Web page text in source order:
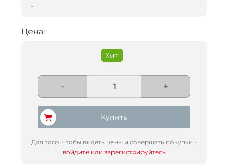
-
Цена:
Хит
- +
Купить
Для того, чтобы видеть цены и совершать покупки -
войдите или зарегистрируйтесь